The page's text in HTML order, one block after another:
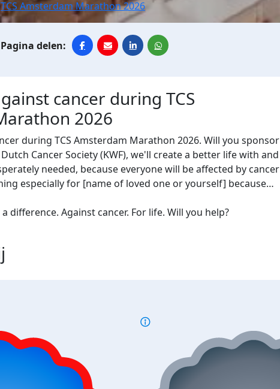
TCS Amsterdam Marathon 2026
cancer during TCS
2026
during TCS Amsterdam Marathon 2026. Will you sponsor
Cancer Society (KWF), we'll create a better life with and
needed, because everyone will be affected by cancer
especially for [name of loved one or yourself] because…
difference. Against cancer. For life. Will you help?